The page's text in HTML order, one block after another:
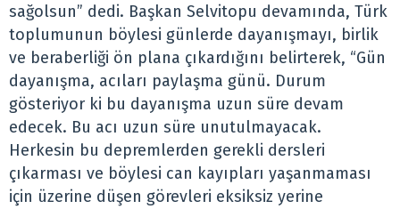
sağolsun” dedi. Başkan Selvitopu devamında, Türk
toplumunun böylesi günlerde dayanışmayı, birlik
ve beraberliği ön plana çıkardığını belirterek, “Gün
dayanışma, acıları paylaşma günü. Durum
gösteriyor ki bu dayanışma uzun süre devam
edecek. Bu acı uzun süre unutulmayacak.
Herkesin bu depremlerden gerekli dersleri
çıkarması ve böylesi can kayıpları yaşanmaması
için üzerine düşen görevleri eksiksiz yerine